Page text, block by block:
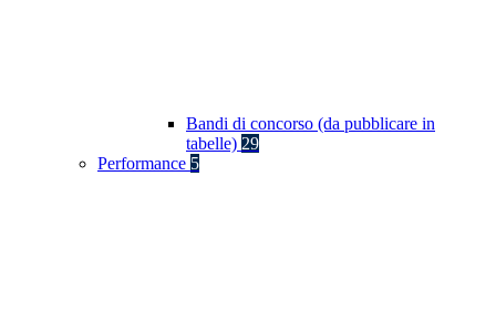
Bandi di concorso (da pubblicare in
tabelle) 29
Performance 5